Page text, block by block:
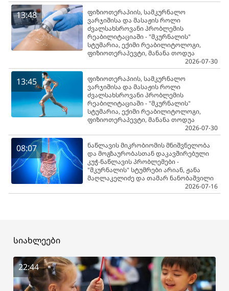
13:48
ფიზიოთერაპიის, სამკურნალო
ვარჯიშისა და მასაჟის როლი
ძვალსახსროვანი პრობლემის
რეაბილიტაციაში - "მკურნალის"
სტუმარია, ექიმი რეაბილიტოლოგი,
ფიზიოთერაპევტი, მანანა თოდუა
2026-07-30
13:45
ფიზიოთერაპიის, სამკურნალო
ვარჯიშისა და მასაჟის როლი
ძვალსახსროვანი პრობლემის
რეაბილიტაციაში - "მკურნალის"
სტუმარია, ექიმი რეაბილიტოლოგი,
ფიზიოთერაპევტი, მანანა თოდუა
2026-07-30
08:07
ნაწლავის მიკრობიომის მნიშვნელობა
და მოგზაურობასთან დაკავშირებული
კუჭ-ნაწლავის პრობლემები -
"მკურნალის" სტუმრები არიან, ჟანა
მაღლაკელიძე და თამარ ნანობაშვილი
2026-07-16
სიახლეები
22:44